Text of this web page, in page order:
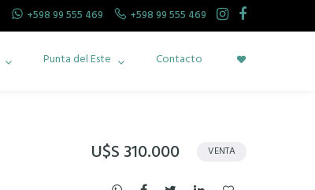
+598 99 555 469 +598 99 555 469
Punta del Este Contacto
U$S 310.000 VENTA